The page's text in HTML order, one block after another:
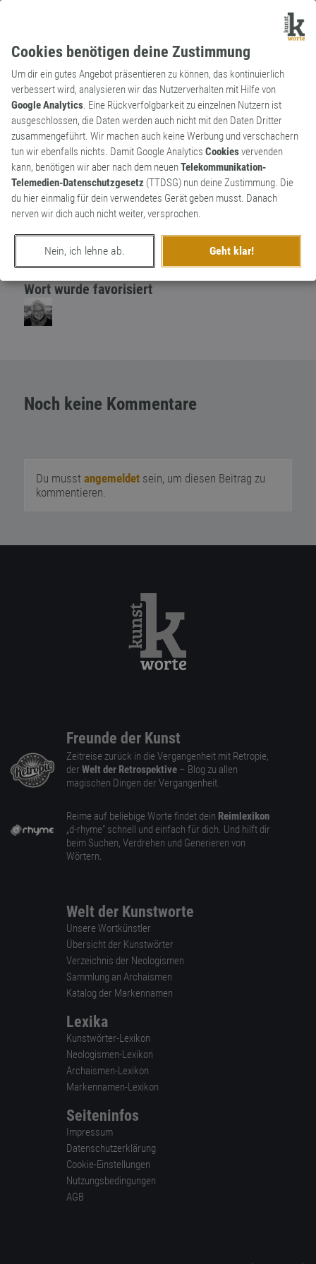
Cookies benötigen deine Zustimmung
Um dir ein gutes Angebot präsentieren zu können, das kontinuierlich
verbessert wird, analysieren wir das Nutzerverhalten mit Hilfe von
Google Analytics. Eine Rückverfolgbarkeit zu einzelnen Nutzern ist
ausgeschlossen, die Daten werden auch nicht mit den Daten Dritter
zusammengeführt. Wir machen auch keine Werbung und verschachern
tun wir ebenfalls nichts. Damit Google Analytics Cookiesvervenden
kann, benötigen wir aber nach dem neuenTelekommunikation-
Telemedien-Datenschutzgesetz (TTDSG) nun deine Zustimmung. Die
du hier einmalig für dein verwendetes Gerät geben musst. Danach
nerven wir dich auch nicht weiter, versprochen.
Nein, ich lehne ab. Geht klar!
Kunstwort
Adjektiv
lautschwach
Gegenteil von lautstark.
1
0
erschaffen vonMichel C
Wort wurde favorisiert
Noch keine Kommentare
Du musst angemeldetsein, um diesen Beitrag zu
kommentieren.
Freunde der Kunst
Zeitreise zurück in die Vergangenheit mit Retropie,
der Welt der Retrospektive – Blog zu allen
magischen Dingen der Vergangenheit.
Reime auf beliebige Worte findet dein Reimlexikon
„d-rhyme” schnell und einfach für dich. Und hilft dir
beim Suchen, Verdrehen und Generieren von
Wörtern.
Welt der Kunstworte
Unsere Wortkünstler
Übersicht der Kunstwörter
Verzeichnis der Neologismen
Sammlung an Archaismen
Katalog der Markennamen
Lexika
Kunstwörter-Lexikon
Neologismen-Lexikon
Archaismen-Lexikon
Markennamen-Lexikon
Seiteninfos
Impressum
Datenschutzerklärung
Cookie-Einstellungen
Nutzungsbedingungen
AGB